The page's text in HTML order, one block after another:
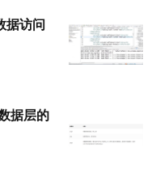
据访问
据层的